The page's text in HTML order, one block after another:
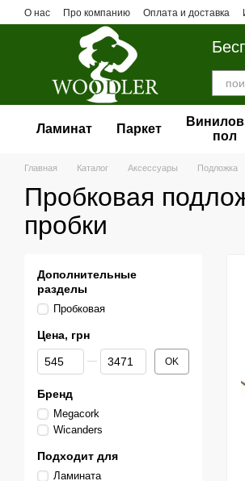
Перейти к основному контенту
О нас Про компанию Оплата и доставка
Ламинат Паркет
пол
Главная Каталог Аксессуары Подложка
Пробковая
пробки
Дополнительные
разделы
Пробковая
Цена, грн
От Цена, грн
До Цена, грн OK
Бренд
Megacork
Wicanders
Подходит для
Ламината